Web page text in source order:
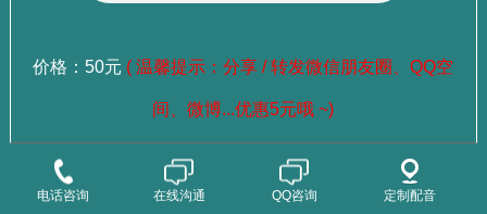
价格：50元 ( 温馨提示：分享 / 转发微信朋友圈、QQ空
间、微博...优惠5元哦 ~)
选择成品录音 点这里查看>>>
电话咨询 在线沟通 QQ咨询 定制配音